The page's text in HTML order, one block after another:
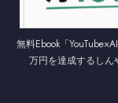
無料Ebook「
万円を達成するしん